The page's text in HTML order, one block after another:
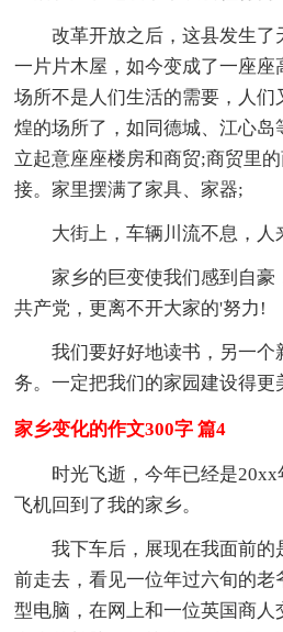
改革开放之后，这县发生了
一片片木屋，如今变成了一座座
场所不是人们生活的需要，人们
煌的场所了，如同德城、江心岛
立起意座座楼房和商贸;商贸里
接。家里摆满了家具、家器;
大街上，车辆川流不息，人
家乡的巨变使我们感到自
共产党，更离不开大家的'努力!
我们要好好地读书，另一
务。一定把我们的家园建设得更
家乡变化的作文300字 篇4
时光飞逝，今年已经是
飞机回到了我的家乡。
我下车后，展现在我面前的
前走去，看见一位年过六旬的
型电脑，在网上和一位英国商人